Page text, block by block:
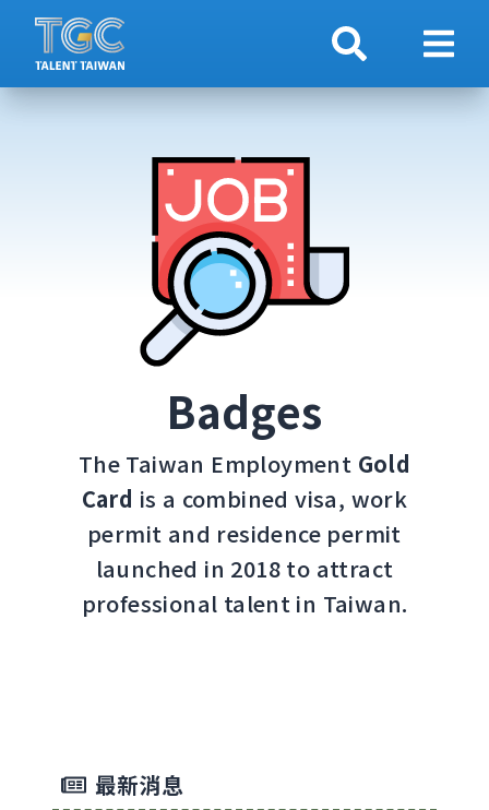
搜索 顯示
Badges
The Taiwan Employment Gold
Card is a combined visa, work
permit and residence permit
launched in 2018 to attract
professional talent in Taiwan.
最新消息